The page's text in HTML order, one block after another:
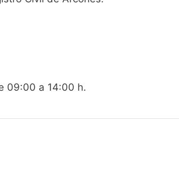
09:00 a 14:00 h.